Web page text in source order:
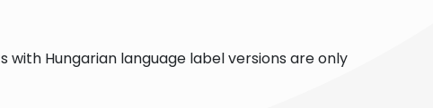
Hungarian language label versions are only